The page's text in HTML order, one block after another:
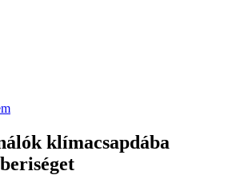
klímacsapdába